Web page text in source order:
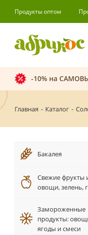
Продукты оптом
-10% на
Главная - Каталог -
Бакалея
Свежие фрукты
овощи, зелень,
Замороженные
продукты:
ягоды и смеси